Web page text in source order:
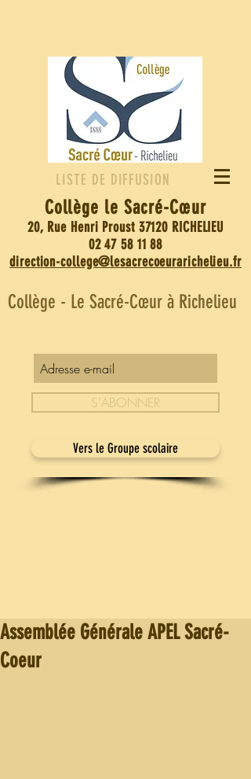
LISTE DE DIFFUSION
Collège le Sacré-Cœur
20, Rue Henri Proust 37120 RICHELIEU
02 47 58 11 88
direction-college@lesacrecoeurarichelieu.fr
Collège - Le Sacré-Cœur à Richelieu
S'ABONNER
Vers le Groupe scolaire
Assemblée Générale APEL Sacré-
Coeur